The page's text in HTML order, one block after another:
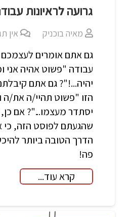
גרועה לראיונות
מאיה בוכניק אין
גם אתם אומרים לעצמכם
עבודה "פשוט אהיה אני
יהיה...!"? גם אתם
הזו "פשוט תהיי/ה את/ה
יסתדר מעצמו..."? אם
שהגעתם לפוסט הזה, כי
הדרך הטובה ביותר
פה!
קרא עוד...